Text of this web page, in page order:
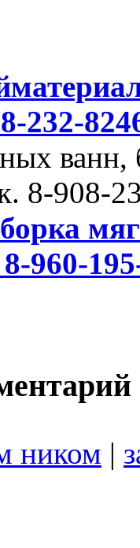
232-
ванн,
8-908-
960-
ником |